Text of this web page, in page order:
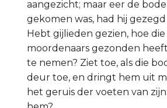
aangezicht; maar eer de
gekomen was, had hij
Hebt gijlieden gezien, hoe
moordenaars gezonden
te nemen? Ziet toe, als die
deur toe, en dringt hem uit
het geruis der voeten van